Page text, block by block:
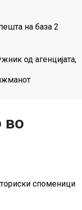
на база 2
од агенцијата,
во
споменици